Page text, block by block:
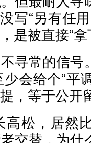
写“另有任
是被直接“拿
寻常的信号
会给个“平
，等于公开
高松，居然
交替，为什